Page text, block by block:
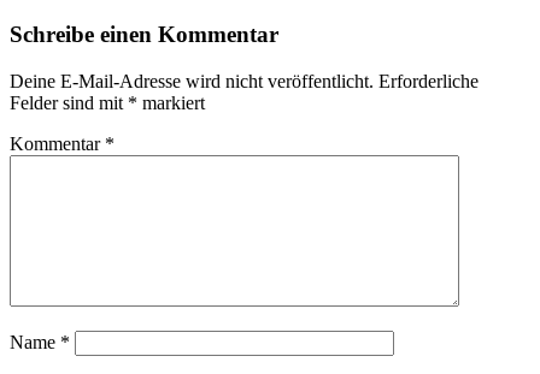
Schreibe einen Kommentar
Deine E-Mail-Adresse wird nicht veröffentlicht. Erforderliche
Felder sind mit * markiert
Kommentar *
Name *